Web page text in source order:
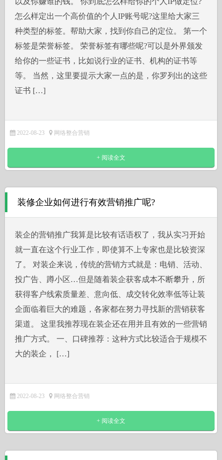
怎么样定出一个高价值的个人IP账号呢?这里给大家三
种类型的标签。帮助大家，找到你自己的定位。 第一个
标签是荣誉标签。 荣誉标签有哪些呢?可以是外界颁发
给你的一些证书，比如说行业的证书、机构的证书等
等。 当然，这里要提示大家一点的是，你罗列出的这些
证书 […]
2022-08-23 网络整合营销
+ 阅读全文
装修企业如何进行有效营销推广呢?
装企的营销推广我算是比较有话语权了，我从实习开始
就一直在这个行业工作，即使算不上专家也是比较资深
了。 对装企来说，传统的营销方式就是：电销、活动、
投广告、蹲小区…但是随着装企获客成本不断攀升，所
获得客户线索质量差、意向低、成交转化效率低等让装
企面临着巨大的难题，各家都在努力寻找新的营销获客
渠道。 这里我推荐现在装企还在用并且有效的一些营销
推广方式。 一、口碑推荐：这种方式比较适合于规模不
大的装企， […]
2022-08-23 网络整合营销
+ 阅读全文